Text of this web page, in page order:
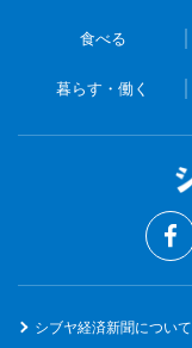
食べる
暮らす・働く
シブヤ経済新聞について